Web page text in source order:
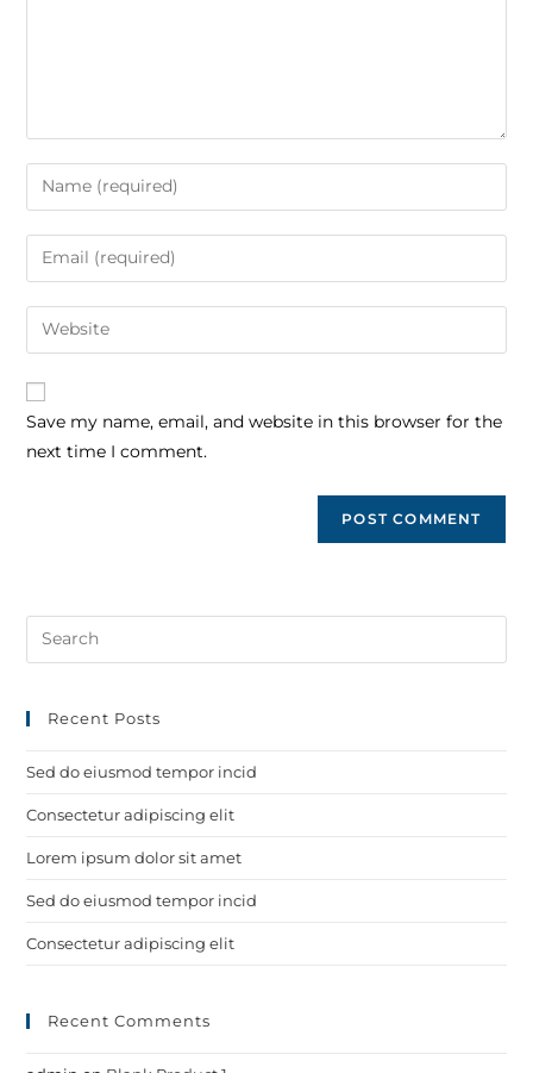
Save my name, email, and website in this browser for the
next time I comment.
Recent Posts
Sed do eiusmod tempor incid
Consectetur adipiscing elit
Lorem ipsum dolor sit amet
Sed do eiusmod tempor incid
Consectetur adipiscing elit
Recent Comments